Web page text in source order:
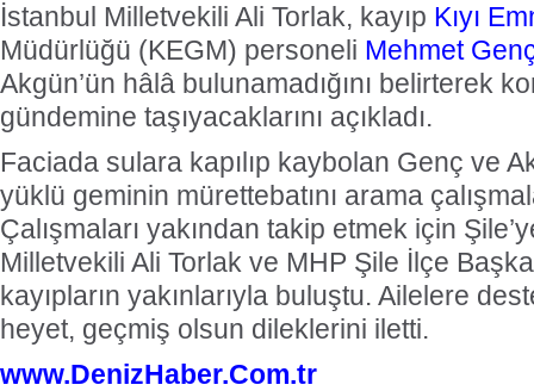
İstanbul Milletvekili Ali Torlak, kayıp Kıyı
Müdürlüğü (KEGM) personeli Mehmet
Akgün’ün hâlâ bulunamadığını belirterek
gündemine taşıyacaklarını açıkladı.
Faciada sulara kapılıp kaybolan Genç ve
yüklü geminin mürettebatını arama
Çalışmaları yakından takip etmek için
Milletvekili Ali Torlak ve MHP Şile İlçe
kayıpların yakınlarıyla buluştu. Ailelere
heyet, geçmiş olsun dileklerini iletti.
www.DenizHaber.Com.tr